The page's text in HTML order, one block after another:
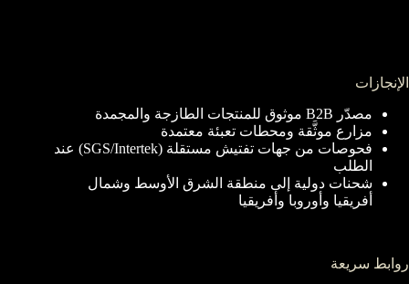
الإنجازات
مصدّر B2B موثوق للمنتجات الطازجة والمجمدة
مزارع موثَّقة ومحطات تعبئة معتمدة
فحوصات من جهات تفتيش مستقلة (SGS/Intertek) عند
الطلب
شحنات دولية إلى منطقة الشرق الأوسط وشمال
أفريقيا وأوروبا وأفريقيا
روابط سريعة